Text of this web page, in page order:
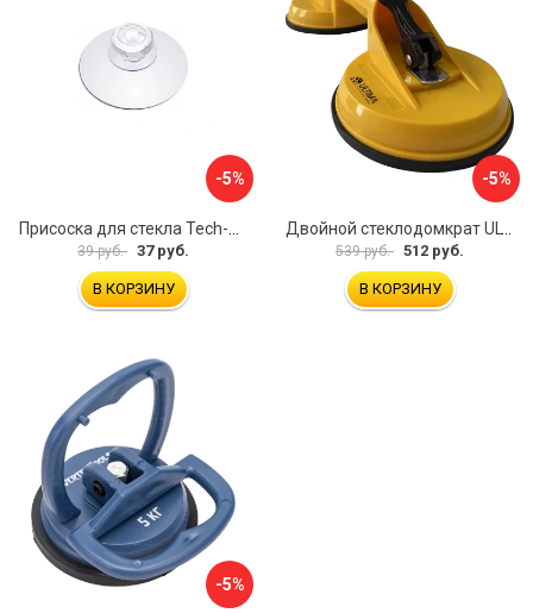
-5%
39 руб. 37 руб.
В КОРЗИНУ
-5%
Двойной стеклодомкрат ULTIMA 2
539 руб. 512 руб.
В КОРЗИНУ
-5%